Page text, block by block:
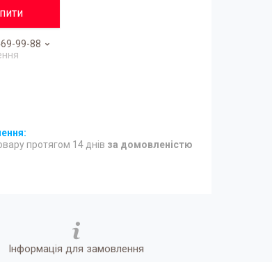
99-88
протягом 14 днів за домовленістю
Інформація для замовлення